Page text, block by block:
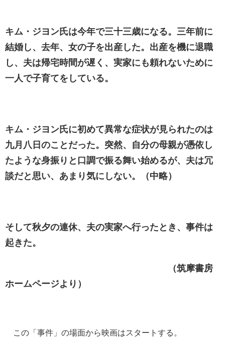
キム・ジヨン氏は今年で三十三歳になる。三年前に
結婚し、去年、女の子を出産した。出産を機に退職
し、夫は帰宅時間が遅く、実家にも頼れないために
一人で子育てをしている。
キム・ジヨン氏に初めて異常な症状が見られたのは
九月八日のことだった。突然、自分の母親が憑依し
たような身振りと口調で振る舞い始めるが、夫は冗
談だと思い、あまり気にしない。（中略）
そして秋夕の連休、夫の実家へ行ったとき、事件は
起きた。
（筑摩書房
ホームページより）
この「事件」の場面から映画はスタートする。